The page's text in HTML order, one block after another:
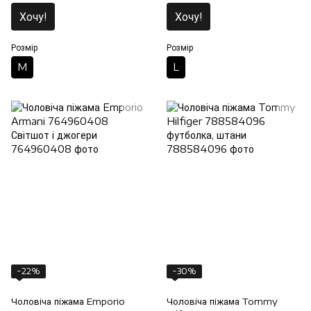
Хочу!
Розмір
M
Хочу!
Розмір
L
−22%
Чоловіча піжама Emporio
−30%
Чоловіча піжама Tommy